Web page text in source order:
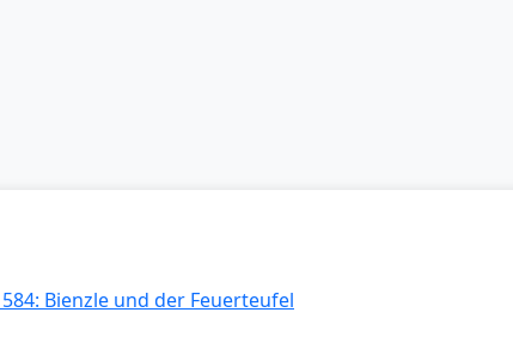
Bienzle und der Feuerteufel